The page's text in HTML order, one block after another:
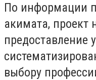
По информации
акимата, проект
предоставление
выбору